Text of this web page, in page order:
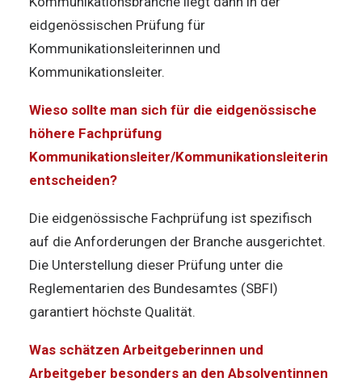
eidgenössischen Prüfung für
Kommunikationsleiterinnen und
Kommunikationsleiter.
Wieso sollte man sich für die eidgenössische
höhere Fachprüfung
Kommunikationsleiter/Kommunikationsleiterin
entscheiden?
Die eidgenössische Fachprüfung ist spezifisch
auf die Anforderungen der Branche ausgerichtet.
Die Unterstellung dieser Prüfung unter die
Reglementarien des Bundesamtes (SBFI)
garantiert höchste Qualität.
Was schätzen Arbeitgeberinnen und
Arbeitgeber besonders an den Absolventinnen